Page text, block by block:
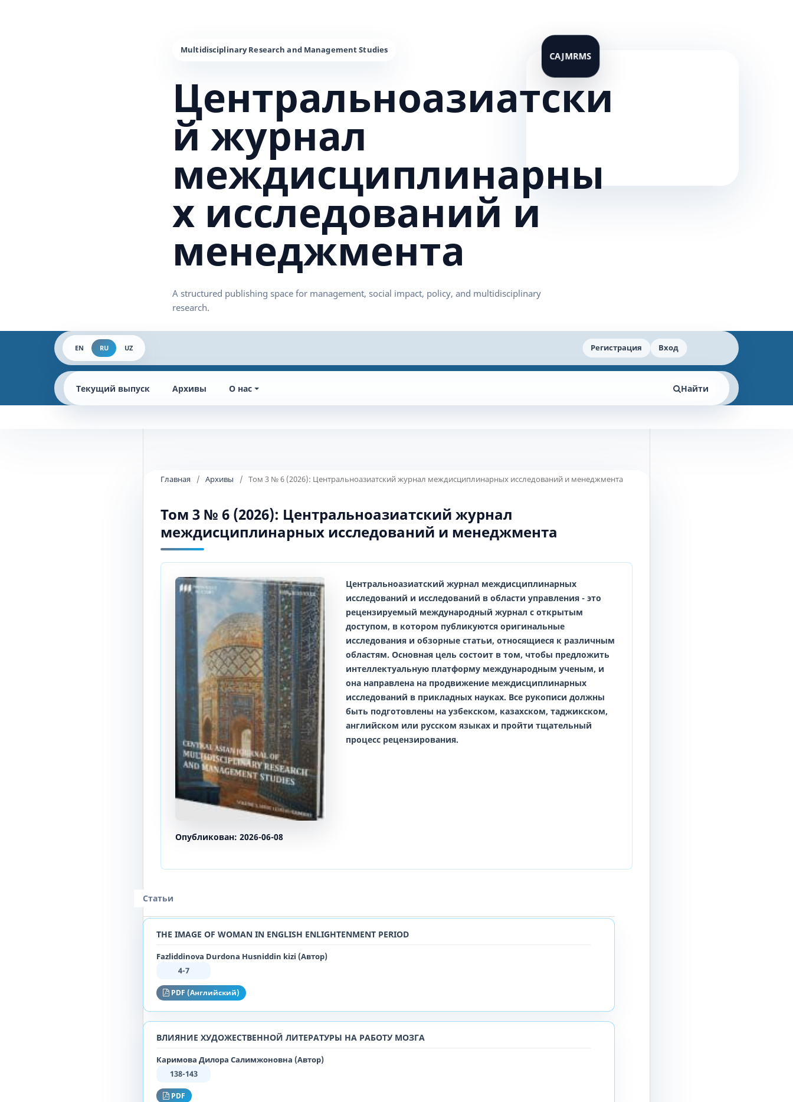
Центральноазиатски
й журнал
междисциплинарны
х исследований и
менеджмента
EN RU UZ Регистрация Вход
Текущий выпуск Архивы О нас Найти
Главная / Архивы / Том 3 № 6 (2026): Центральноазиатский журнал междисциплинарных исследований и менеджмента
Том 3 № 6 (2026): Центральноазиатский журнал
междисциплинарных исследований и менеджмента
Центральноазиатский журнал междисциплинарных
исследований и исследований в области управления - это
рецензируемый международный журнал с открытым
доступом, в котором публикуются оригинальные
исследования и обзорные статьи, относящиеся к различным
областям. Основная цель состоит в том, чтобы предложить
интеллектуальную платформу международным ученым, и
она направлена на продвижение междисциплинарных
исследований в прикладных науках. Все рукописи должны
быть подготовлены на узбекском, казахском, таджикском,
английском или русском языках и пройти тщательный
процесс рецензирования.
Опубликован: 2026-06-08
Статьи
THE IMAGE OF WOMAN IN ENGLISH ENLIGHTENMENT PERIOD
Fazliddinova Durdona Husniddin kizi (Автор)
4-7
PDF (Английский)
ВЛИЯНИЕ ХУДОЖЕСТВЕННОЙ ЛИТЕРАТУРЫ НА РАБОТУ МОЗГА
Каримова Дилора Салимжоновна (Автор)
138-143
PDF